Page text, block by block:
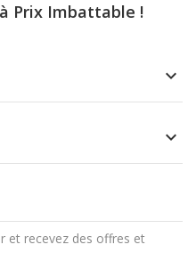
Prix Imbattable !


et recevez des offres et